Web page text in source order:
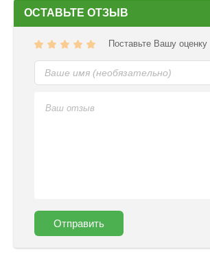
ОСТАВЬТЕ ОТЗЫВ
Поставьте Вашу оценку
Отправить